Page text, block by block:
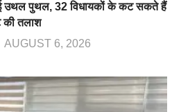
उथल पुथल, 32 विधायकों के कट सकते हैं
की तलाश
AUGUST 6, 2026